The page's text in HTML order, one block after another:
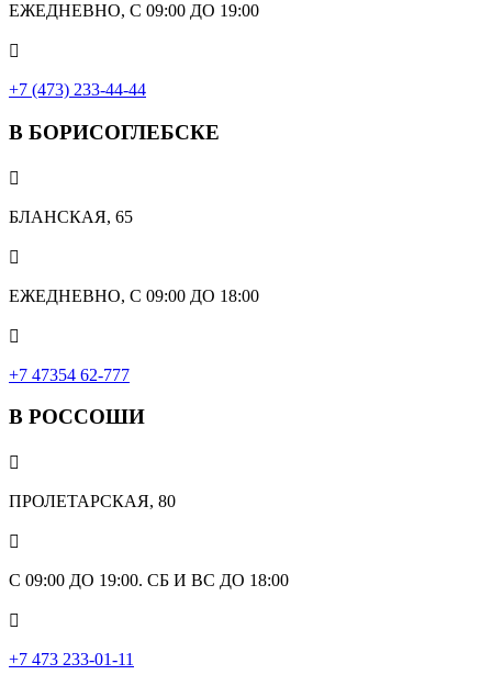
ЕЖЕДНЕВНО, С 09:00 ДО 19:00

+7 (473) 233-44-44
В БОРИСОГЛЕБСКЕ

БЛАНСКАЯ, 65

ЕЖЕДНЕВНО, С 09:00 ДО 18:00

‎+7 47354 62-777
В РОССОШИ

ПРОЛЕТАРСКАЯ, 80

С 09:00 ДО 19:00. СБ И ВС ДО 18:00

+7 473 233-01-11